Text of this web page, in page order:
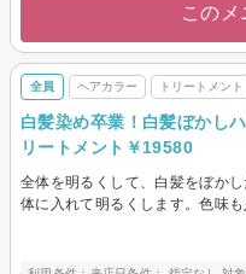
このメ
全員 ヘアカラー トリートメント
白髪染め卒業！白髪ぼかし
リートメント￥19580
全体を明るくして、白髪をぼか
体に入れて明るくします。色味